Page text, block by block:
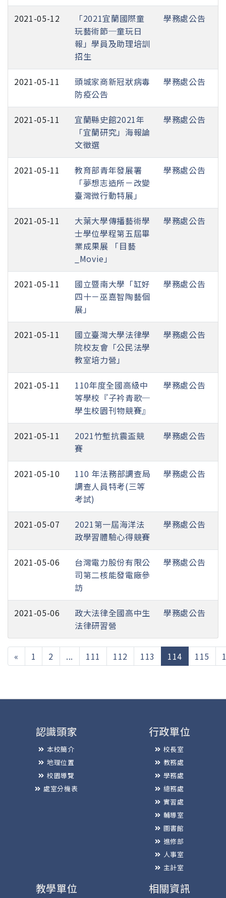
2021-05-12
「2021宜蘭國際童
玩藝術節─童玩日
報」學員及助理培訓
招生
學務處公告
2021-05-11
頭城家商新冠狀病毒
防疫公告
學務處公告
2021-05-11
宜蘭縣史館2021年
「宜蘭研究」海報論
文徵選
學務處公告
2021-05-11
教育部青年發展署
「夢想志造所－改變
臺灣微行動特展」
學務處公告
2021-05-11
大葉大學傳播藝術學
士學位學程第五屆畢
業成果展 「目藝
_Movie」
學務處公告
2021-05-11
國立暨南大學「缸好
四十－巫嘉智陶藝個
展」
學務處公告
2021-05-11
國立臺灣大學法律學
院校友會「公民法學
教室培力營」
學務處公告
2021-05-11
110年度全國高級中
等學校『子衿青歌─
學生校園刊物競賽』
學務處公告
2021-05-11
2021竹塹抗震盃競
賽
學務處公告
2021-05-10
110 年法務部調查局
調查人員特考(三等
考試)
學務處公告
2021-05-07
2021第一屆海洋法
政學習體驗心得競賽
學務處公告
2021-05-06
台灣電力股份有限公
司第二核能發電廠參
訪
學務處公告
2021-05-06
政大法律全國高中生
法律研習營
學務處公告
« 1 2 ... 111 112 113 114 (current)
115
認識頭家
本校簡介
地理位置
校園導覽
處室分機表
行政單位
校長室
教務處
學務處
總務處
實習處
輔導室
圖書館
進修部
人事室
主計室
教學單位 相關資訊